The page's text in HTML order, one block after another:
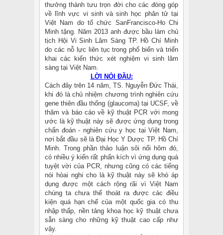
thưởng thành tưu trọn đời cho các đóng góp
về lĩnh vực vi sinh và sinh học phân tử tại
Việt Nam do tổ chức SanFrancisco-Ho Chi
Minh tặng. Năm 2013 anh được bầu làm chủ
tịch Hội Vi Sinh Lâm Sàng TP. Hồ Chí Minh
do các nỗ lực liên tục trong phổ biến và triển
khai các kiến thức xét nghiệm vi sinh lâm
sàng tại Việt Nam.
LỜI NÓI ĐẦU:
Cách đây trên 14 năm, TS. Nguyễn Đức Thái,
khi đó là chủ nhiệm chương trình nghiên cứu
gene thiên đầu thống (glaucoma) tại UCSF, về
thăm và báo cáo về kỹ thuật PCR với mong
ước là kỹ thuật này sẽ được ứng dụng trong
chẩn đoán - nghiên cứu y học tại Việt Nam,
nơi bắt đầu sẽ là Đại Học Y Dược TP. Hồ Chí
Minh. Trong phần thảo luận sôi nổi hôm đó,
có nhiều ý kiến rất phấn kích vì ứng dụng quá
tuyệt vời của PCR, nhưng cũng có các tiếng
nói hòai nghi cho là kỹ thuật này sẽ khó áp
dụng được một cách rộng rãi vì Việt Nam
chúng ta chưa thể thoát ra được các điều
kiện quá hạn chế của một quốc gia có thu
nhập thấp, nền tảng khoa học kỹ thuật chưa
sẵn sàng cho những kỹ thuật cao cấp như
vậy.